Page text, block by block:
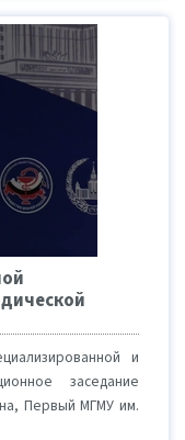
и
заседание
Первый МГМУ им.